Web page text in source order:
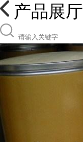
产品展厅